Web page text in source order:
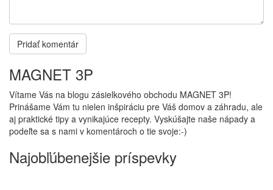
MAGNET 3P
Vítame Vás na blogu zásielkového obchodu MAGNET 3P!
Prinášame Vám tu nielen inšpiráciu pre Váš domov a záhradu, ale
aj praktické tipy a vynikajúce recepty. Vyskúšajte naše nápady a
podeľte sa s nami v komentároch o tie svoje:-)
Najobľúbenejšie príspevky